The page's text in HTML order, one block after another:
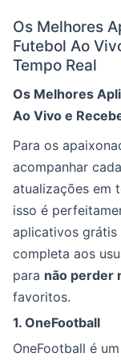
Os Melhores
Futebol Ao
Tempo Real
Os Melhores
Ao Vivo e
Para os
acompanhar
atualizações em
isso é
aplicativos grátis
completa aos
para não perder
favoritos.
1. OneFootball
OneFootball é